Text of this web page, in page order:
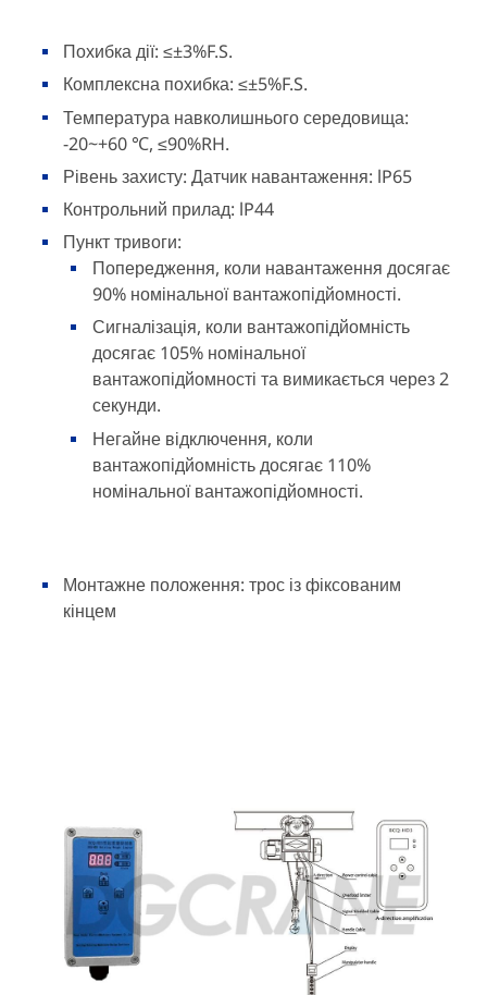
Похибка дії: ≤±3%F.S.
Комплексна похибка: ≤±5%F.S.
Температура навколишнього середовища:
-20~+60 ℃, ≤90%RH.
Рівень захисту: Датчик навантаження: lP65
Контрольний прилад: lP44
Пункт тривоги:
Попередження, коли навантаження досягає
90% номінальної вантажопідйомності.
Сигналізація, коли вантажопідйомність
досягає 105% номінальної
вантажопідйомності та вимикається через 2
секунди.
Негайне відключення, коли
вантажопідйомність досягає 110%
номінальної вантажопідйомності.
Монтажне положення: трос із фіксованим
кінцем